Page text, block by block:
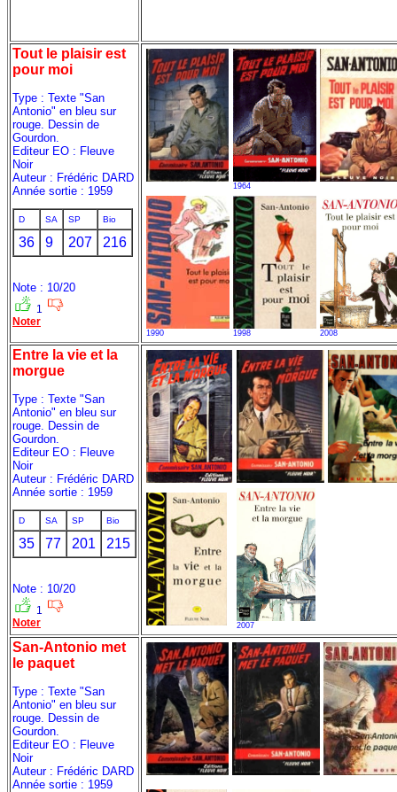
Tout le plaisir est
pour moi
Type : Texte "San
Antonio" en bleu sur
rouge. Dessin de
Gourdon.
Editeur EO : Fleuve
Noir
Auteur : Frédéric DARD
Année sortie : 1959
D SA SP Bio
36 9 207 216
Note : 10/20
1
Noter
1964
1990 1998 2008
Entre la vie et la
morgue
Type : Texte "San
Antonio" en bleu sur
rouge. Dessin de
Gourdon.
Editeur EO : Fleuve
Noir
Auteur : Frédéric DARD
Année sortie : 1959
D SA SP Bio
35 77 201 215
Note : 10/20
1
Noter
2007
San-Antonio met
le paquet
Type : Texte "San
Antonio" en bleu sur
rouge. Dessin de
Gourdon.
Editeur EO : Fleuve
Noir
Auteur : Frédéric DARD
Année sortie : 1959